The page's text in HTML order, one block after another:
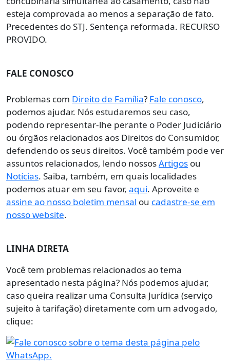
esteja comprovada ao menos a separação de fato.
Precedentes do STJ. Sentença reformada. RECURSO
PROVIDO.
FALE CONOSCO
Problemas com Direito de Família? Fale conosco,
podemos ajudar. Nós estudaremos seu caso,
podendo representar-lhe perante o Poder Judiciário
ou órgãos relacionados aos Direitos do Consumidor,
defendendo os seus direitos. Você também pode ver
assuntos relacionados, lendo nossosArtigos ou
Notícias. Saiba, também, em quais localidades
podemos atuar em seu favor, aqui. Aproveite e
assine ao nosso boletim mensal ou cadastre-se em
nosso website.
LINHA DIRETA
Você tem problemas relacionados ao tema
apresentado nesta página? Nós podemos ajudar,
caso queira realizar uma Consulta Jurídica (serviço
sujeito à tarifação) diretamente com um advogado,
clique: